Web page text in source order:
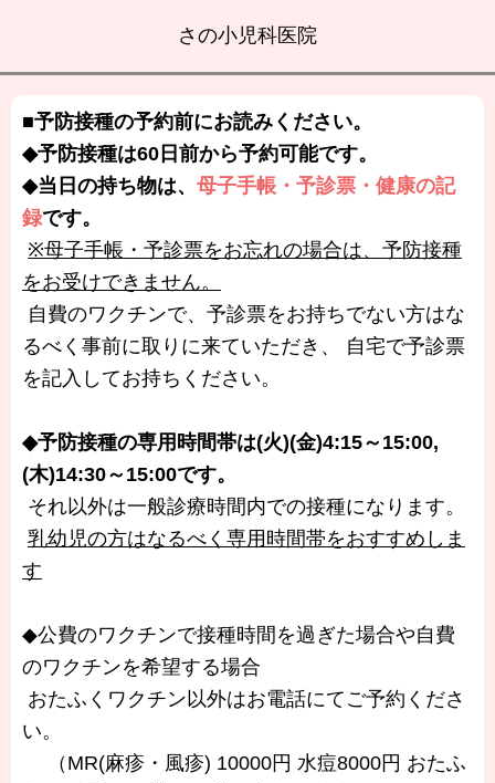
さの小児科医院
■予防接種の予約前にお読みください。
◆予防接種は60日前から予約可能です。
◆当日の持ち物は、 母子手帳・予診票・健康の記
録です。
※母子手帳・予診票をお忘れの場合は、予防接種
をお受けできません。
自費のワクチンで、予診票をお持ちでない方はな
るべく事前に取りに来ていただき、 自宅で予診票
を記入してお持ちください。
◆予防接種の専用時間帯は(火)(金)4:15～15:00,
(木)14:30～15:00です。
それ以外は一般診療時間内での接種になります。
乳幼児の方はなるべく専用時間帯をおすすめしま
す
◆公費のワクチンで接種時間を過ぎた場合や自費
のワクチンを希望する場合
おたふくワクチン以外はお電話にてご予約くださ
い。
（MR(麻疹・風疹) 10000円 水痘8000円 おたふ